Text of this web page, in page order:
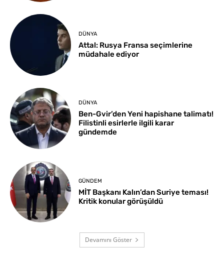
DÜNYA
Attal: Rusya Fransa seçimlerine
müdahale ediyor
DÜNYA
Ben-Gvir’den Yeni hapishane talimatı!
Filistinli esirlerle ilgili karar
gündemde
GÜNDEM
MİT Başkanı Kalın’dan Suriye teması!
Kritik konular görüşüldü
Devamını Göster